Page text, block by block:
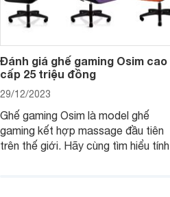
Đánh giá ghế gaming Osim cao
cấp 25 triệu đồng
29/12/2023
Ghế gaming Osim là model ghế
gaming kết hợp massage đầu tiên
trên thế giới. Hãy cùng tìm hiểu tính